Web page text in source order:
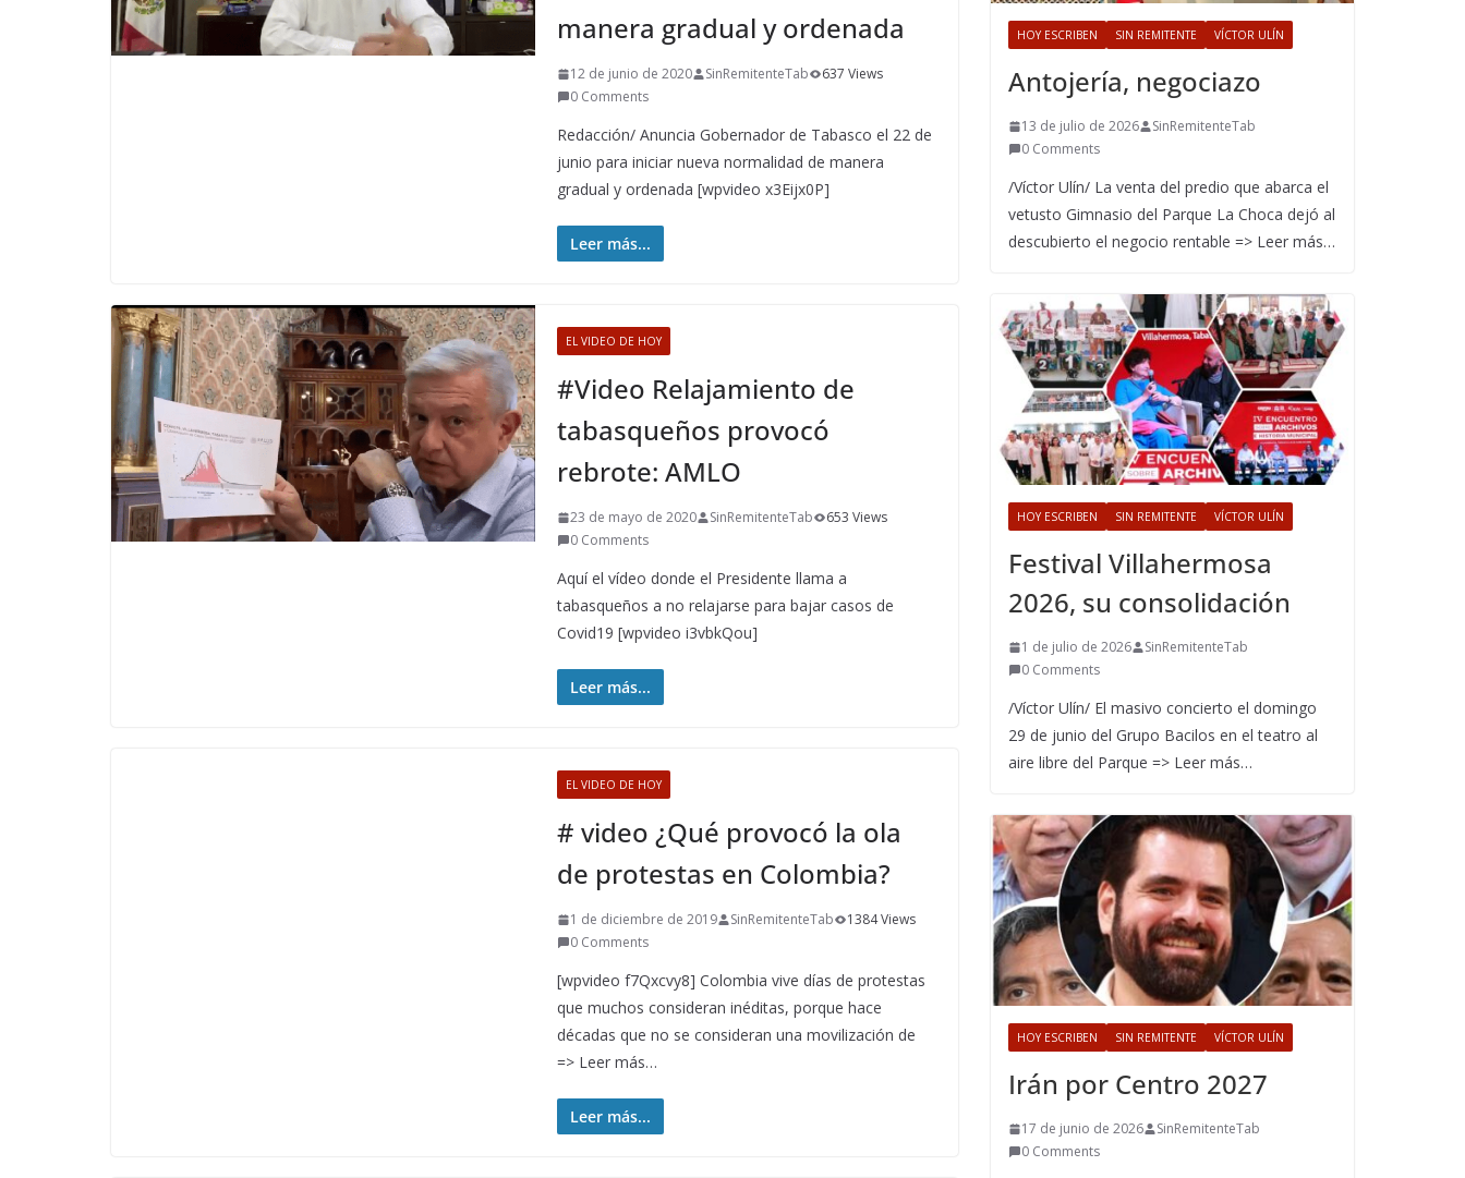
manera gradual y ordenada
12 de junio de 2020 SinRemitenteTab
637 Views
0 Comments
Redacción/ Anuncia Gobernador de Tabasco el 22 de
junio para iniciar nueva normalidad de manera
gradual y ordenada [wpvideo x3Eijx0P]
Leer más...
EL VIDEO DE HOY
#Video Relajamiento de
tabasqueños provocó
rebrote: AMLO
23 de mayo de 2020 SinRemitenteTab
653 Views
0 Comments
Aquí el vídeo donde el Presidente llama a
tabasqueños a no relajarse para bajar casos de
Covid19 [wpvideo i3vbkQou]
Leer más...
EL VIDEO DE HOY
# video ¿Qué provocó la ola
de protestas en Colombia?
1 de diciembre de 2019 SinRemitenteTab
1384 Views
0 Comments
[wpvideo f7Qxcvy8] Colombia vive días de protestas
que muchos consideran inéditas, porque hace
décadas que no se consideran una movilización de
=> Leer más…
Leer más...
HOY ESCRIBEN SIN REMITENTE VÍCTOR ULÍN
Antojería, negociazo
13 de julio de 2026
SinRemitenteTab
0 Comments
/Víctor Ulín/ La venta del predio que abarca el
vetusto Gimnasio del Parque La Choca dejó al
descubierto el negocio rentable => Leer más…
HOY ESCRIBEN SIN REMITENTE VÍCTOR ULÍN
Festival Villahermosa
2026, su consolidación
1 de julio de 2026
SinRemitenteTab
0 Comments
/Víctor Ulín/ El masivo concierto el domingo
29 de junio del Grupo Bacilos en el teatro al
aire libre del Parque => Leer más…
HOY ESCRIBEN SIN REMITENTE VÍCTOR ULÍN
Irán por Centro 2027
17 de junio de 2026
SinRemitenteTab
0 Comments